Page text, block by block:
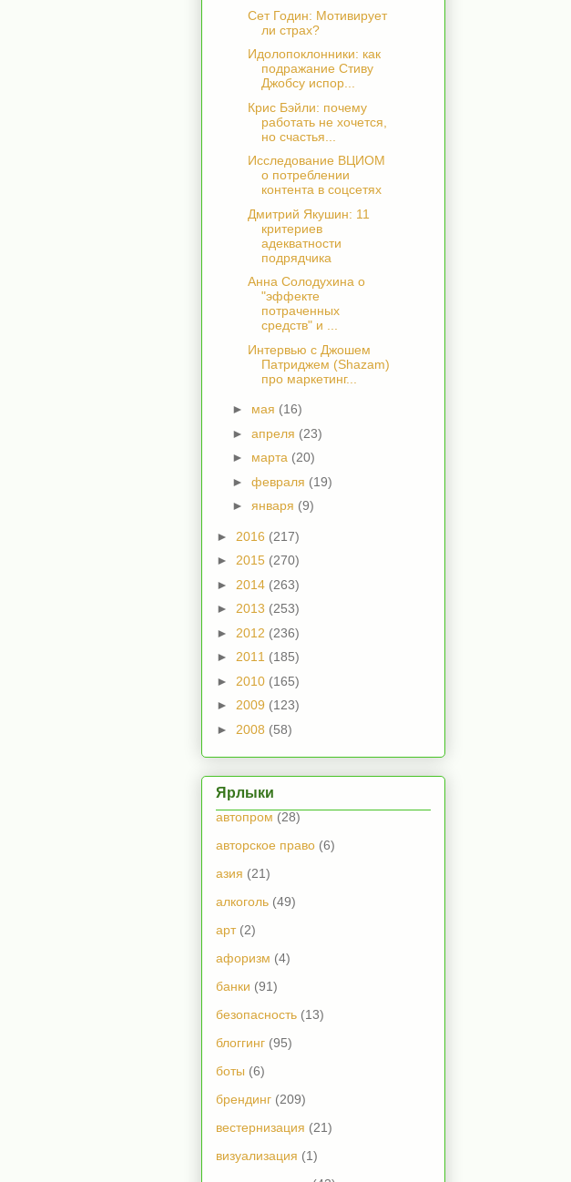
Сет Годин: Мотивирует
ли страх?
Идолопоклонники: как
подражание Стиву
Джобсу испор...
Крис Бэйли: почему
работать не хочется,
но счастья...
Исследование ВЦИОМ
о потреблении
контента в соцсетях
Дмитрий Якушин: 11
критериев
адекватности
подрядчика
Анна Солодухина о
"эффекте
потраченных
средств" и ...
Интервью с Джошем
Патриджем (Shazam)
про маркетинг...
► мая (16)
► апреля (23)
► марта (20)
► февраля (19)
► января (9)
► 2016 (217)
► 2015 (270)
► 2014 (263)
► 2013 (253)
► 2012 (236)
► 2011 (185)
► 2010 (165)
► 2009 (123)
► 2008 (58)
Ярлыки
автопром (28)
авторское право (6)
азия (21)
алкоголь (49)
арт (2)
афоризм (4)
банки (91)
безопасность (13)
блоггинг (95)
боты (6)
брендинг (209)
вестернизация (21)
визуализация (1)